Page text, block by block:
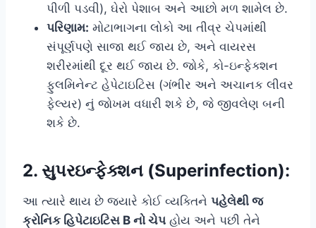
પીળી પડવી), ઘેરો પેશાબ અને આછો મળ શામેલ છે.
પરિણામ: મોટાભાગના લોકો આ તીવ્ર ચેપમાંથી
સંપૂર્ણપણે સાજા થઈ જાય છે, અને વાયરસ
શરીરમાંથી દૂર થઈ જાય છે. જોકે, કો-ઇન્ફેક્શન
ફુલમિનેન્ટ હેપેટાઇટિસ (ગંભીર અને અચાનક લીવર
ફેલ્યર) નું જોખમ વધારી શકે છે, જે જીવલેણ બની
શકે છે.
2. સુપરઇન્ફેક્શન (Superinfection):
આ ત્યારે થાય છે જ્યારે કોઈ વ્યક્તિને પહેલેથી જ
ક્રોનિક હિપેટાઇટિસ B નો ચેપ હોય અને પછી તેને